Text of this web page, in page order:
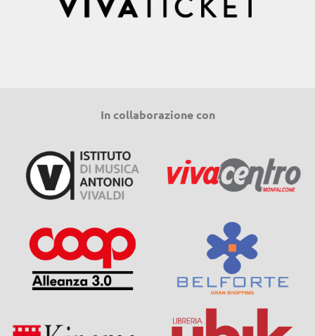
In collaborazione con